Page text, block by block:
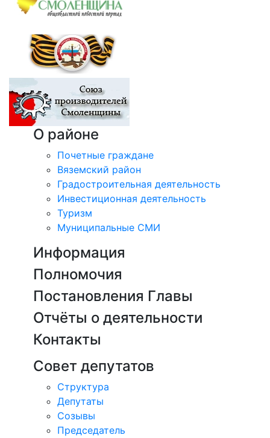
О районе
Почетные граждане
Вяземский район
Градостроительная деятельность
Инвестиционная деятельность
Туризм
Муниципальные СМИ
Информация
Полномочия
Постановления Главы
Отчёты о деятельности
Контакты
Совет депутатов
Структура
Депутаты
Созывы
Председатель